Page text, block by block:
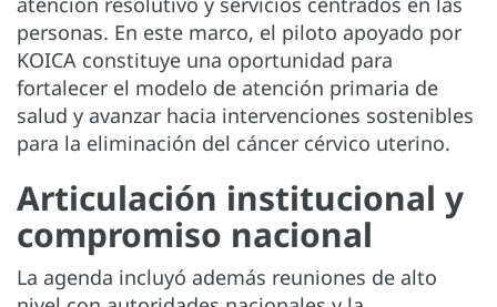
personas. En este marco, el piloto apoyado por
KOICA constituye una oportunidad para
fortalecer el modelo de atención primaria de
salud y avanzar hacia intervenciones sostenibles
para la eliminación del cáncer cérvico uterino.
Articulación institucional y
compromiso nacional
La agenda incluyó además reuniones de alto